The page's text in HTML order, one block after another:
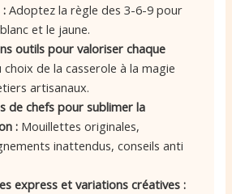
Adoptez la règle des 3-6-9 pour
et le jaune.
outils pour valoriser chaque
choix de la casserole à la magie
artisanaux.
de chefs pour sublimer la
: Mouillettes originales,
inattendus, conseils anti
express et variations créatives :